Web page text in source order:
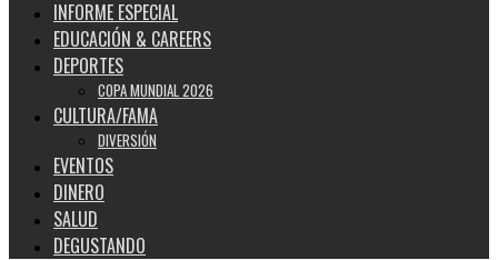
INFORME ESPECIAL
EDUCACIÓN & CAREERS
DEPORTES
COPA MUNDIAL 2026
CULTURA/FAMA
DIVERSIÓN
EVENTOS
DINERO
SALUD
DEGUSTANDO